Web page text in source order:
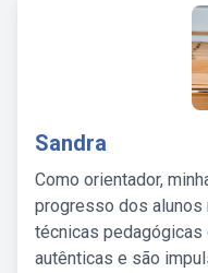
Sandra
Como orientador,
progresso dos alunos
técnicas
autênticas e são